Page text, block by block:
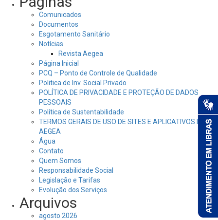
Comunicados
Documentos
Esgotamento Sanitário
Notícias
Revista Aegea
Página Inicial
PCQ – Ponto de Controle de Qualidade
Politica de Inv. Social Privado
POLÍTICA DE PRIVACIDADE E PROTEÇÃO DE DADOS
PESSOAIS
Política de Sustentabilidade
TERMOS GERAIS DE USO DE SITES E APLICATIVOS DA
AEGEA
Água
Contato
Quem Somos
Responsabilidade Social
Legislação e Tarifas
Evolução dos Serviços
Arquivos
agosto 2026